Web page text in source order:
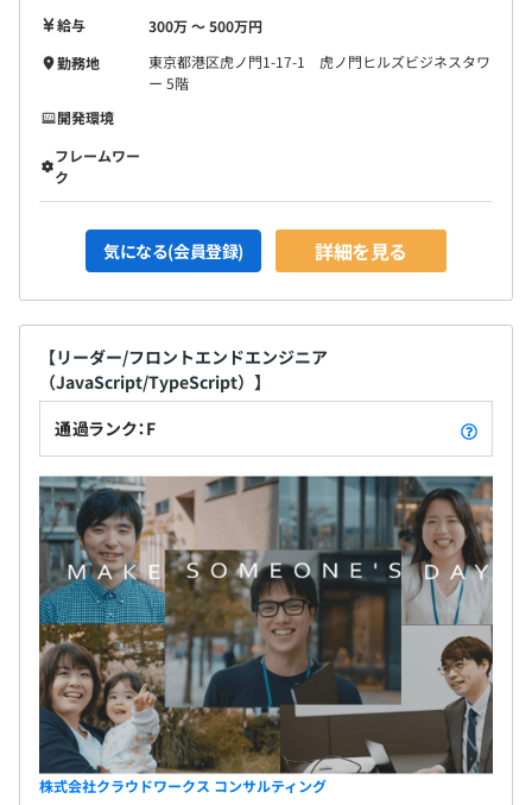
給与
300万 〜 500万円
勤務地
東京都港区虎ノ門1-17-1 虎ノ門ヒルズビジネスタワ
ー 5階
開発環境
フレームワー
ク
気になる(会員登録) 詳細を見る
【リーダー/フロントエンドエンジニア
（JavaScript/TypeScript）】
通過ランク：F
株式会社クラウドワークス コンサルティング